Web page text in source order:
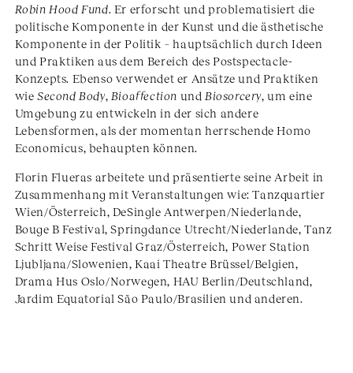
Robin Hood Fund. Er erforscht und problematisiert die
politische Komponente in der Kunst und die ästhetische
Komponente in der Politik – hauptsächlich durch Ideen
und Praktiken aus dem Bereich des Postspectacle-
Konzepts. Ebenso verwendet er Ansätze und Praktiken
wieSecond Body, Bioaffection und Biosorcery, um eine
Umgebung zu entwickeln in der sich andere
Lebensformen, als der momentan herrschende Homo
Economicus, behaupten können.
Florin Flueras arbeitete und präsentierte seine Arbeit in
Zusammenhang mit Veranstaltungen wie: Tanzquartier
Wien/Österreich, DeSingle Antwerpen/Niederlande,
Bouge B Festival, Springdance Utrecht/Niederlande, Tanz
Schritt Weise Festival Graz/Österreich, Power Station
Ljubljana/Slowenien, Kaai Theatre Brüssel/Belgien,
Drama Hus Oslo/Norwegen, HAU Berlin/Deutschland,
Jardim Equatorial São Paulo/Brasilien und anderen.